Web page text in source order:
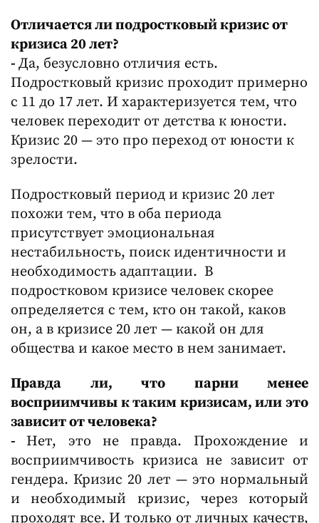
Отличается ли подростковый кризис от
кризиса 20 лет?
- Да, безусловно отличия есть.
Подростковый кризис проходит примерно
с 11 до 17 лет. И характеризуется тем, что
человек переходит от детства к юности.
Кризис 20 — это про переход от юности к
зрелости.
Подростковый период и кризис 20 лет
похожи тем, что в оба периода
присутствует эмоциональная
нестабильность, поиск идентичности и
необходимость адаптации. В
подростковом кризисе человек скорее
определяется с тем, кто он такой, каков
он, а в кризисе 20 лет — какой он для
общества и какое место в нем занимает.
Правда ли, что парни менее
восприимчивы к таким кризисам, или это
зависит от человека?
-Нет, это не правда. Прохождение и
восприимчивость кризиса не зависит от
гендера. Кризис 20 лет — это нормальный
и необходимый кризис, через который
проходят все. И только от личных качеств,